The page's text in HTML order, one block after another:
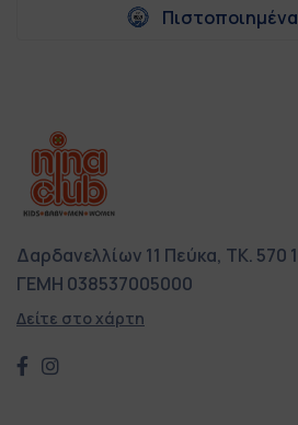
Δαρδανελλίων 11 Πεύκα, ΤΚ. 570
ΓΕΜΗ 038537005000
Δείτε στο χάρτη